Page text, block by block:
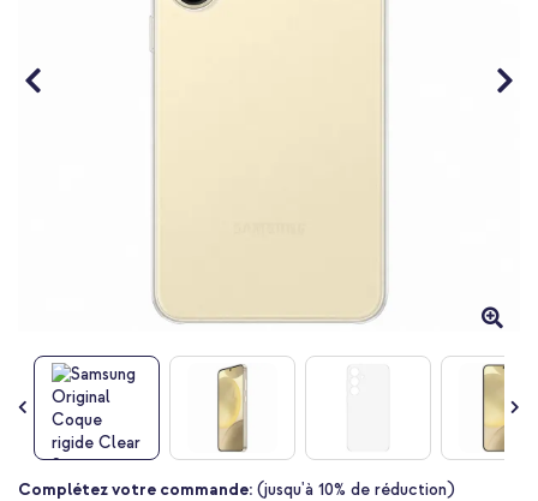
Passer
Complétez votre commande: (jusqu'à 10% de réduction)